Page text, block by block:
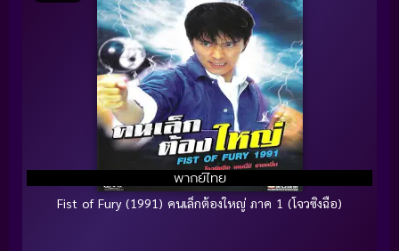
พากย์ไทย
Fist of Fury (1991) คนเล็กต้องใหญ่ ภาค 1 (โจวซิงฉือ)